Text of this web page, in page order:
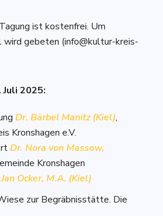
ist kostenfrei. Um
wird gebeten (info@kultur-kreis-
2025:
Dr. Bärbel Manitz (Kiel),
Kronshagen e.V.
Dr. Nora von Massow,
Kronshagen
Jan Ocker, M.A. (Kiel)
zur Begräbnisstätte. Die